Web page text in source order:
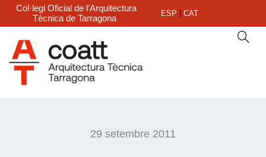
Col·legi Oficial de l’Arquitectura
Tècnica de Tarragona
ESP CAT
29 setembre 2011